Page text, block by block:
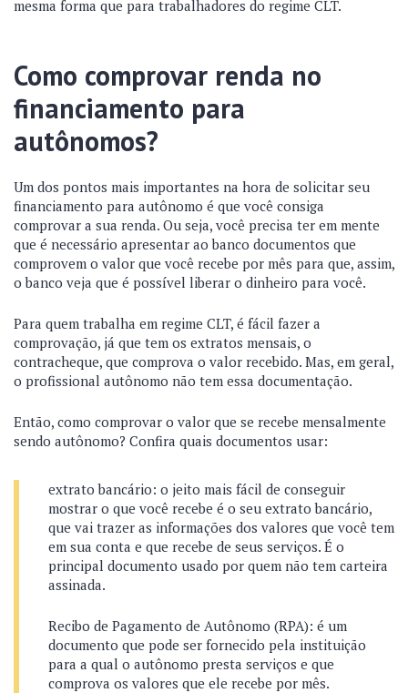
mesma forma que para trabalhadores do regime CLT.
Como comprovar renda no
financiamento para
autônomos?
Um dos pontos mais importantes na hora de solicitar seu
financiamento para autônomo é que você consiga
comprovar a sua renda. Ou seja, você precisa ter em mente
que é necessário apresentar ao banco documentos que
comprovem o valor que você recebe por mês para que, assim,
o banco veja que é possível liberar o dinheiro para você.
Para quem trabalha em regime CLT, é fácil fazer a
comprovação, já que tem os extratos mensais, o
contracheque, que comprova o valor recebido. Mas, em geral,
o profissional autônomo não tem essa documentação.
Então, como comprovar o valor que se recebe mensalmente
sendo autônomo? Confira quais documentos usar:
extrato bancário: o jeito mais fácil de conseguir
mostrar o que você recebe é o seu extrato bancário,
que vai trazer as informações dos valores que você tem
em sua conta e que recebe de seus serviços. É o
principal documento usado por quem não tem carteira
assinada.
Recibo de Pagamento de Autônomo (RPA): é um
documento que pode ser fornecido pela instituição
para a qual o autônomo presta serviços e que
comprova os valores que ele recebe por mês.